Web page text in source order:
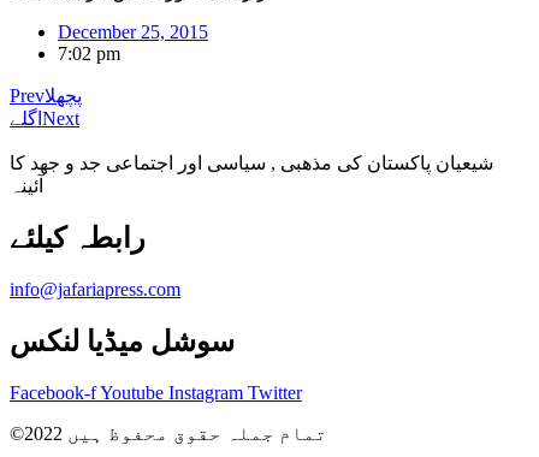
December 25, 2015
7:02 pm
Prevپچھلا
اگلے Next
شیعیان پاکستان کی مذهبی , سیاسی اور اجتماعی جد و جهد کا
آئینہ
info@jafariapress.com​
سوشل میڈیا لنکس
Facebook-fYoutube Instagram Twitter
©2022 تمام جملہ حقوق محفوظ ہیں